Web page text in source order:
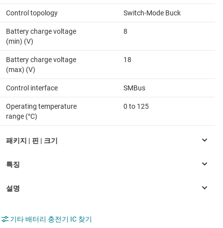
Control topology Switch-Mode Buck
Battery charge voltage
(min) (V)
8
Battery charge voltage
(max) (V)
18
Control interface SMBus
Operating temperature
range (°C)
0 to 125
기타 배터리 충전기 IC 찾기